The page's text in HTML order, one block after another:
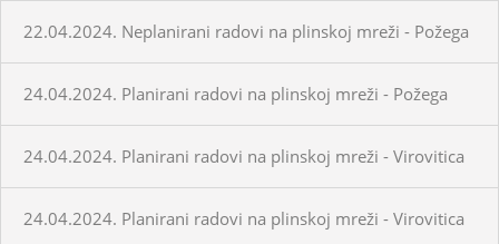
22.04.2024. Neplanirani radovi na plinskoj mreži - Požega
24.04.2024. Planirani radovi na plinskoj mreži - Požega
24.04.2024. Planirani radovi na plinskoj mreži - Virovitica
24.04.2024. Planirani radovi na plinskoj mreži - Virovitica